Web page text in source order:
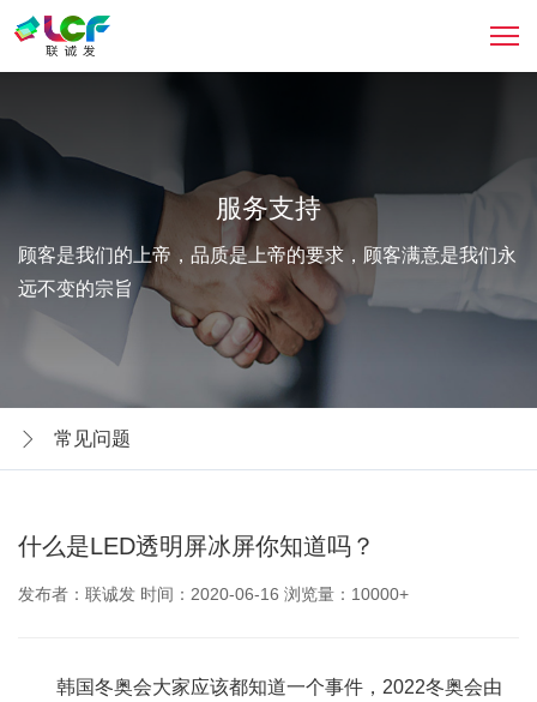
服务支持
顾客是我们的上帝，品质是上帝的要求，顾客满意是我们永
远不变的宗旨
常见问题
什么是LED透明屏冰屏你知道吗？
发布者：联诚发 时间：2020-06-16 浏览量：10000+
韩国冬奥会大家应该都知道一个事件，2022冬奥会由